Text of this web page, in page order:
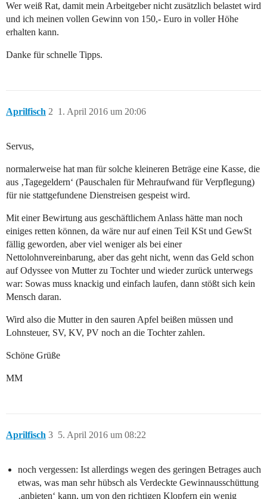
Wer weiß Rat, damit mein Arbeitgeber nicht zusätzlich belastet wird
und ich meinen vollen Gewinn von 150,- Euro in voller Höhe
erhalten kann.
Danke für schnelle Tipps.
Aprilfisch 1. April 2016 um 20:06
2
Servus,
normalerweise hat man für solche kleineren Beträge eine Kasse, die
aus ‚Tagegeldern‘ (Pauschalen für Mehraufwand für Verpflegung)
für nie stattgefundene Dienstreisen gespeist wird.
Mit einer Bewirtung aus geschäftlichem Anlass hätte man noch
einiges retten können, da wäre nur auf einen Teil KSt und GewSt
fällig geworden, aber viel weniger als bei einer
Nettolohnvereinbarung, aber das geht nicht, wenn das Geld schon
auf Odyssee von Mutter zu Tochter und wieder zurück unterwegs
war: Sowas muss knackig und einfach laufen, dann stößt sich kein
Mensch daran.
Wird also die Mutter in den sauren Apfel beißen müssen und
Lohnsteuer, SV, KV, PV noch an die Tochter zahlen.
Schöne Grüße
MM
Aprilfisch 5. April 2016 um 08:22
3
noch vergessen: Ist allerdings wegen des geringen Betrages auch
etwas, was man sehr hübsch als Verdeckte Gewinnausschüttung
‚anbieten‘ kann, um von den richtigen Klopfern ein wenig